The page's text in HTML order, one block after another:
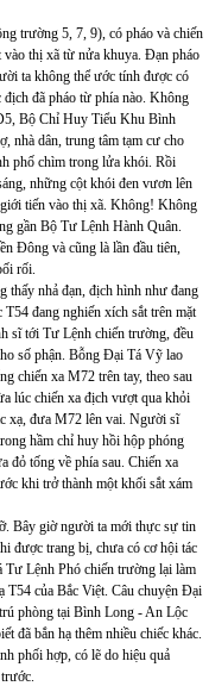
trường 5, 7, 9), có pháo và chiến
thị xã từ nửa khuya. Đạn pháo
ta không thể ước tính được có
đã pháo từ phía nào. Không
Bộ Chỉ Huy Tiểu Khu Bình
nhà dân, trung tâm tạm cư cho
phố chìm trong lửa khói. Rồi
những cột khói đen vươn lên
tiến vào thị xã. Không! Không
gần Bộ Tư Lệnh Hành Quân.
Đông và cũng là lần đầu tiên,
rối.
thấy nhả đạn, địch hình như đang
đang nghiến xích sắt trên mặt
sĩ tới Tư Lệnh chiến trường, đều
số phận. Bỗng Đại Tá Vỹ lao
chiến xa M72 trên tay, theo sau
lúc chiến xa địch vượt qua khỏi
xạ, đưa M72 lên vai. Người sĩ
hầm chỉ huy hồi hộp phóng
đỏ tống về phía sau. Chiến xa
khi trở thành một khối sắt xám
Bây giờ người ta mới thực sự tin
được trang bị, chưa có cơ hội tác
Lệnh Phó chiến trường lại làm
của Bắc Việt. Câu chuyện Đại
phòng tại Bình Long - An Lộc
đã bắn hạ thêm nhiều chiếc khác.
phối hợp, có lẽ do hiệu quả